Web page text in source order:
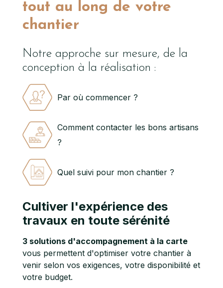
tout au long de votre
chantier
Notre approche sur mesure, de la
conception à la réalisation :
Par où commencer ?
Comment contacter les bons artisans
?
Quel suivi pour mon chantier ?
Cultiver l'expérience des
travaux en toute sérénité
3 solutions d'accompagnement à la carte
vous permettent d'optimiser votre chantier à
venir selon vos exigences, votre disponibilité et
votre budget.